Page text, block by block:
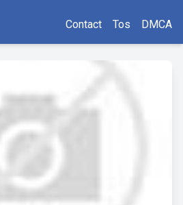
Contact Tos DMCA